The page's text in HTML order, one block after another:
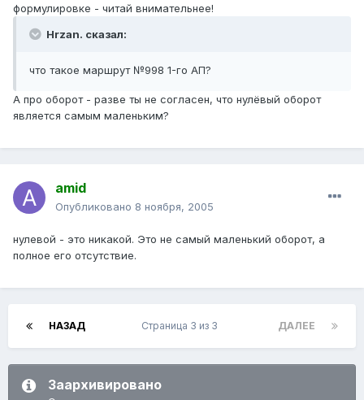
формулировке - читай внимательнее!
Hrzan. сказал:
что такое маршрут №998 1-го АП?
А про оборот - разве ты не согласен, что нулёвый оборот
является самым маленьким?
amid
Опубликовано 8 ноября, 2005
нулевой - это никакой. Это не самый маленький оборот, а
полное его отсутствие.
НАЗАД ДАЛЕЕ
Страница 3 из 3
Заархивировано